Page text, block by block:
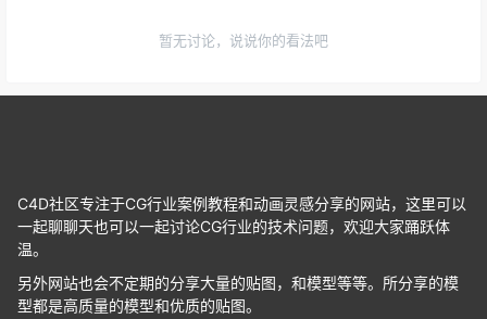
暂无讨论，说说你的看法吧
C4D社区专注于CG行业案例教程和动画灵感分享的网站，这里可以
一起聊聊天也可以一起讨论CG行业的技术问题，欢迎大家踊跃体
温。
另外网站也会不定期的分享大量的贴图，和模型等等。所分享的模
型都是高质量的模型和优质的贴图。